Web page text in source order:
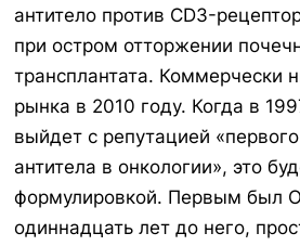
антитело против CD3-
при остром отторжении
трансплантата. Коммерчески
рынка в 2010 году. Когда в
выйдет с репутацией
антитела в онкологии», это
формулировкой. Первым был
одиннадцать лет до него,